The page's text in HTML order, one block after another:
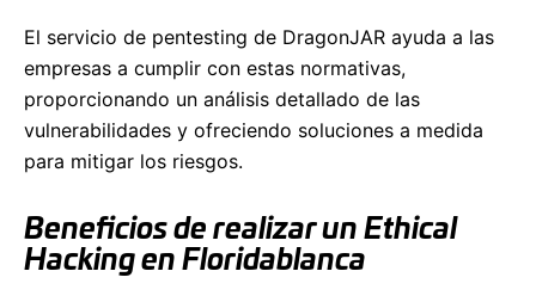
El servicio de pentesting de DragonJAR ayuda a las
empresas a cumplir con estas normativas,
proporcionando un análisis detallado de las
vulnerabilidades y ofreciendo soluciones a medida
para mitigar los riesgos.
Beneficios de realizar un Ethical
Hacking en Floridablanca